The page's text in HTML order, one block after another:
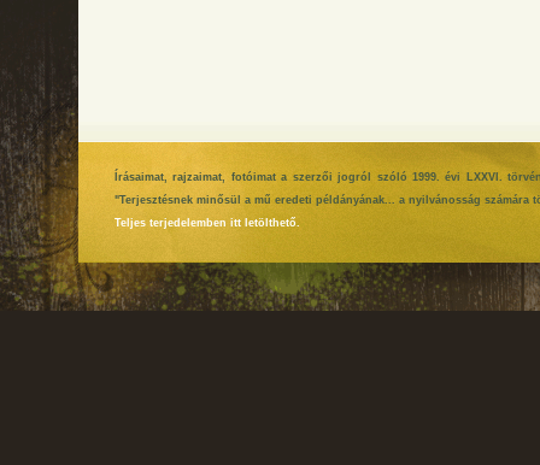
Írásaimat, rajzaimat, fotóimat a szerzői jogról szóló 1999. évi LXXVI.
"Terjesztésnek minősül a mű eredeti példányának... a nyilvánosság
Teljes terjedelemben itt letölthető.